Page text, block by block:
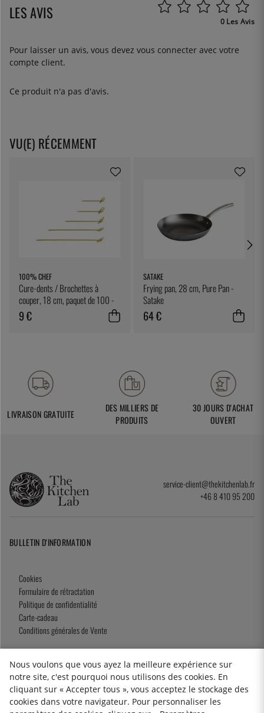
LES AVIS 0 Les Avis
Pour laisser un avis, vous devez vous connecter avec votre
compte client.
Ce produit n'a pas d'avis.
VU(E) RÉCEMMENT
100% CHEF
Cure-dents / Brochettes à
couper, 18 cm, paquet de 100 -
100% Chef
9 €
SATAKE
Frying pan, 28 cm, Pure Pan -
Satake
64 €
LIVRAISON GRATUITE
DES MILLIERS DE
PRODUITS
30 JOURS D'ACHAT
OUVERT
service-client@thekitchenlab.fr
+46 8 410 95 200
BULLETIN D'INFORMATION
Cookies
Formulaire de rétractation
Politique de confidentialité
Carte-cadeau
Conditions générales de Vente
2026 KitchenLab AB
Nous voulons que vous ayez la meilleure expérience sur
notre site, c'est pourquoi nous utilisons des cookies. En
cliquant sur « Accepter tous », vous acceptez le stockage des
cookies dans votre navigateur. Pour personnaliser les